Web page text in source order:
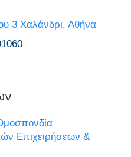
3 Χαλάνδρι, Αθήνα
Επιχειρήσεων &